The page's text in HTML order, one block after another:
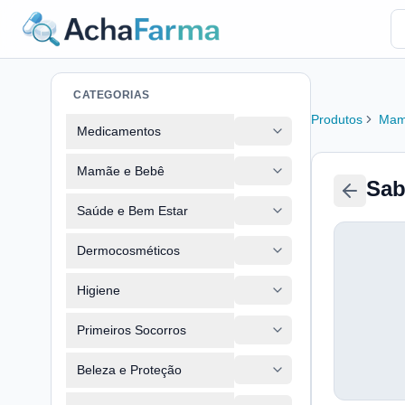
CATEGORIAS
Medicamentos
Mamãe e Bebê
Saúde e Bem Estar
Dermocosméticos
Higiene
Primeiros Socorros
Beleza e Proteção
Produtos